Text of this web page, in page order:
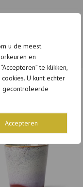
u de meest
en
te klikken,
U kunt echter
gecontroleerde
Accepteren